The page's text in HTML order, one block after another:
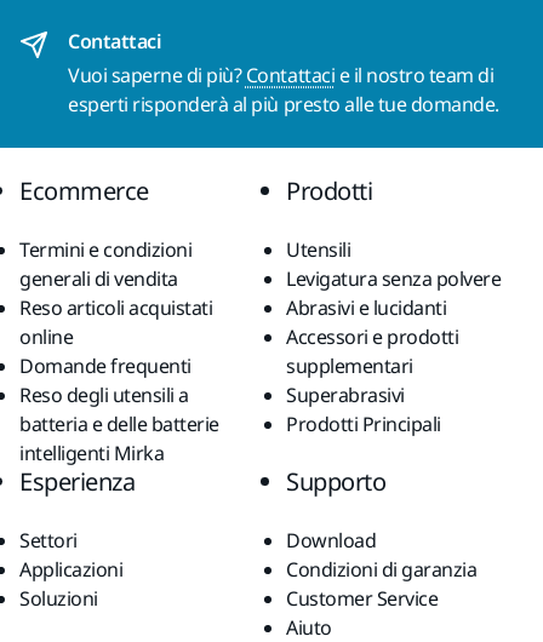
Contattaci
Vuoi saperne di più?Contattaci e il nostro team di
esperti risponderà al più presto alle tue domande.
Ecommerce
Termini e condizioni
generali di vendita
Reso articoli acquistati
online
Domande frequenti
Reso degli utensili a
batteria e delle batterie
intelligenti Mirka
Prodotti
Utensili
Levigatura senza polvere
Abrasivi e lucidanti
Accessori e prodotti
supplementari
Superabrasivi
Prodotti Principali
Esperienza
Settori
Applicazioni
Soluzioni
Supporto
Download
Condizioni di garanzia
Customer Service
Aiuto